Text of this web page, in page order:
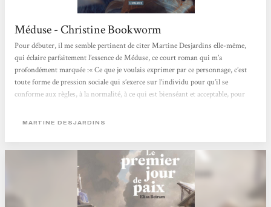
Méduse - Christine Bookworm
Pour débuter, il me semble pertinent de citer Martine Desjardins elle-même,
qui éclaire parfaitement l’essence de Méduse, ce court roman qui m’a
profondément marquée :« Ce que je voulais exprimer par ce personnage, c’est
toute forme de pression sociale qui s’exerce sur l’individu pour qu’il se
conforme aux règles, à la normalité, à ce qui est bienséant et acceptable, pour
peut pas y répondre et qu’il est écarté ? »Ce roman se distingue...
MARTINE DESJARDINS